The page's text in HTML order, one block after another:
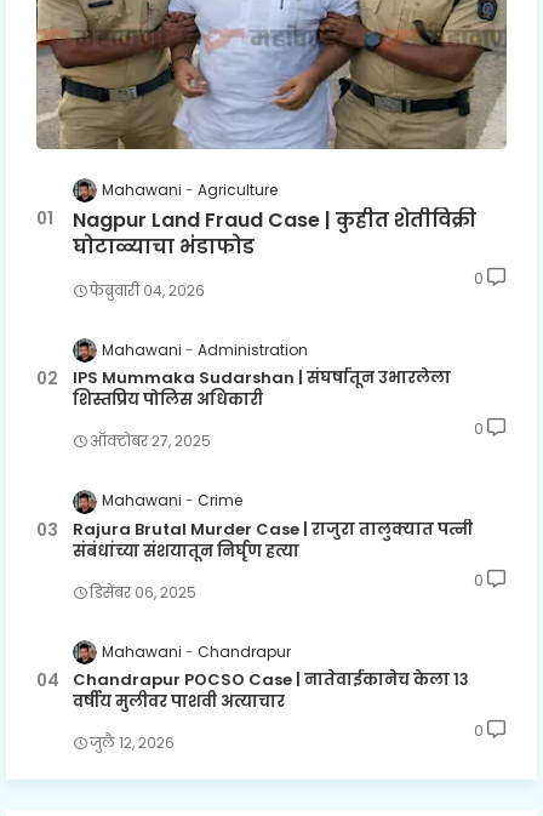
Mahawani Agriculture
Nagpur Land Fraud Case | कुहीत शेतीविक्री
घोटाळ्याचा भंडाफोड
फेब्रुवारी ०४, २०२६
0
Mahawani Administration
IPS Mummaka Sudarshan | संघर्षातून उभारलेला
शिस्तप्रिय पोलिस अधिकारी
ऑक्टोबर २७, २०२५
0
Mahawani Crime
Rajura Brutal Murder Case | राजुरा तालुक्यात पत्नी
संबंधांच्या संशयातून निर्घृण हत्या
डिसेंबर ०६, २०२५
0
Mahawani Chandrapur
Chandrapur POCSO Case | नातेवाईकानेच केला १३
वर्षीय मुलीवर पाशवी अत्याचार
जुलै १२, २०२६
0